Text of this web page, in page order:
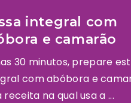
integral com
e camarão
30 minutos, prepare
com abóbora e
receita na qual usa a ...